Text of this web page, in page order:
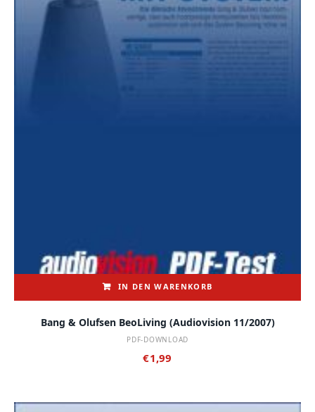
IN DEN WARENKORB
Bang & Olufsen BeoLiving (audiovision 11/2007)
PDF-DOWNLOAD
€1,99